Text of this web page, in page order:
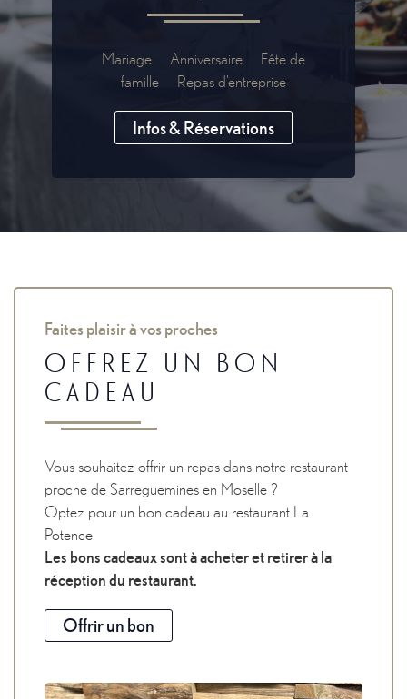
Mariage Anniversaire Fête de
famille Repas d'entreprise
Infos & Réservations
Faites plaisir à vos proches
OFFREZ UN BON
CADEAU
Vous souhaitez offrir un repas dans notre restaurant
proche de Sarreguemines en Moselle ?
Optez pour un bon cadeau au restaurant La
Potence.
Les bons cadeaux sont à acheter et retirer à la
réception du restaurant.
Offrir un bon